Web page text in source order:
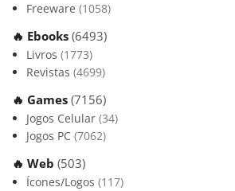
Freeware (1058)
🔥 Ebooks (6493)
Livros (1773)
Revistas (4699)
🔥 Games (7156)
Jogos Celular (34)
Jogos PC (7062)
🔥 Web (503)
Ícones/Logos (117)